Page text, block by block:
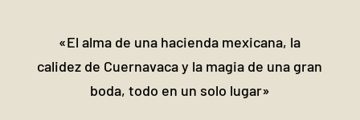
«El alma de una hacienda mexicana, la
calidez de Cuernavaca y la magia de una gran
boda, todo en un solo lugar»